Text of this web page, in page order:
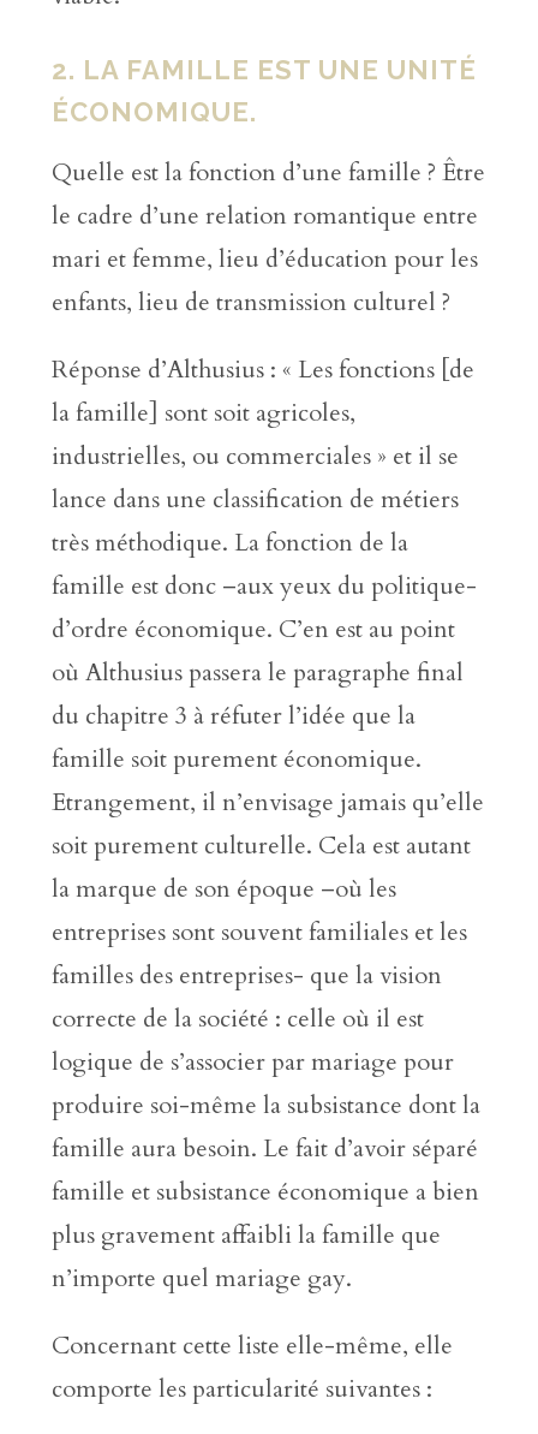
2. LA FAMILLE EST UNE UNITÉ
ÉCONOMIQUE.
Quelle est la fonction d’une famille ? Être
le cadre d’une relation romantique entre
mari et femme, lieu d’éducation pour les
enfants, lieu de transmission culturel ?
Réponse d’Althusius : « Les fonctions [de
la famille] sont soit agricoles,
industrielles, ou commerciales » et il se
lance dans une classification de métiers
très méthodique. La fonction de la
famille est donc –aux yeux du politique-
d’ordre économique. C’en est au point
où Althusius passera le paragraphe final
du chapitre 3 à réfuter l’idée que la
famille soit purement économique.
Etrangement, il n’envisage jamais qu’elle
soit purement culturelle. Cela est autant
la marque de son époque –où les
entreprises sont souvent familiales et les
familles des entreprises- que la vision
correcte de la société : celle où il est
logique de s’associer par mariage pour
produire soi-même la subsistance dont la
famille aura besoin. Le fait d’avoir séparé
famille et subsistance économique a bien
plus gravement affaibli la famille que
n’importe quel mariage gay.
Concernant cette liste elle-même, elle
comporte les particularité suivantes :